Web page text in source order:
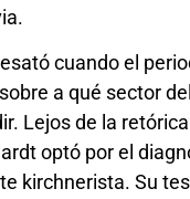
cuando el
a qué sector
Lejos de la
optó por el
kirchnerista. Su